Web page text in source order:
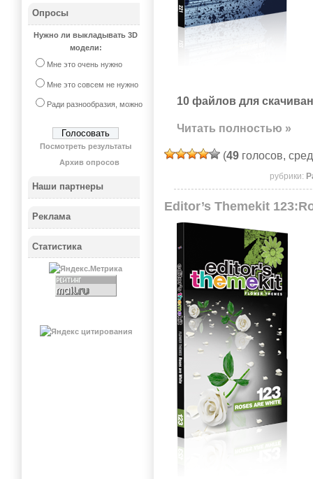
10 файлов для
Читать полностью »
(49 голосов,
рубрики:
Editor’s Themekit
Опросы
Нужно ли выкладывать 3D
модели:
Мне это очень нужно
Мне это совсем не нужно
Ради разнообразия, можно
Посмотреть результаты
Архив опросов
Наши партнеры
Реклама
Статистика